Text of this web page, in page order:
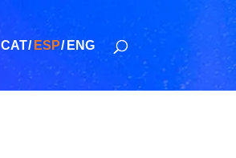
CAT ESP ENG